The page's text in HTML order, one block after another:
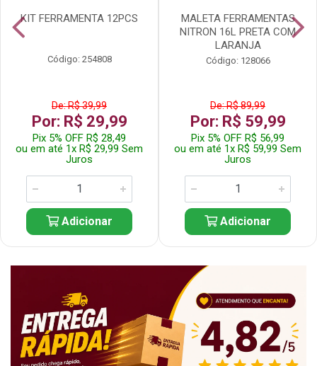
KIT FERRAMENTA 12PCS
Código: 254808
De: R$ 39,99
Por: R$ 29,99
Pix 5% OFF R$ 28,49
ou em até 1x R$ 29,99 Sem
Juros
Adicionar
MALETA FERRAMENTAS
NITRON 16L PRETA COM
LARANJA
Código: 128066
De: R$ 89,99
Por: R$ 59,99
Pix 5% OFF R$ 56,99
ou em até 1x R$ 59,99 Sem
Juros
Adicionar